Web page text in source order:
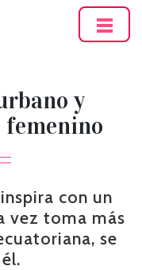
y
con un
vez toma más
se